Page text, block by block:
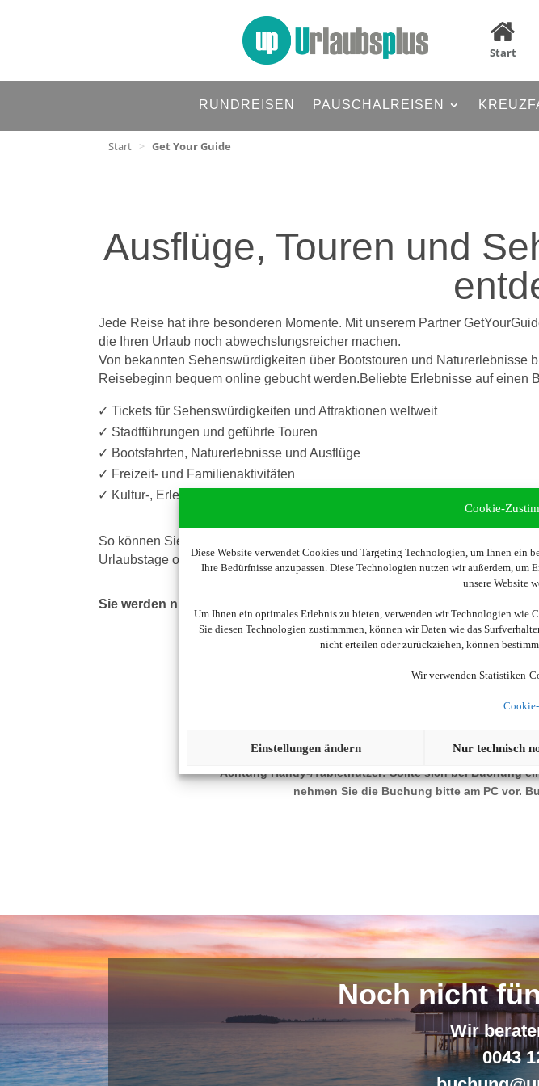
Cookie-
Diese Website verwendet Cookies und Targeting Technologien, um Ihnen ein
Ihre Bedürfnisse anzupassen. Diese Technologien nutzen wir außerdem, um
unsere Website
Um Ihnen ein optimales Erlebnis zu bieten, verwenden wir Technologien wie
Sie diesen Technologien zustimmmen, können wir Daten wie das
nicht erteilen oder zurückziehen, können
Wir verwenden Statistiken-
Nur technisch
Einstellungen ändern
Start
RUNDREISEN PAUSCHALREISEN
Start > Get Your Guide
Ausflüge, Touren und
Jede Reise hat ihre besonderen Momente. Mit unserem Partner
die Ihren Urlaub noch abwechslungsreicher machen.
Von bekannten Sehenswürdigkeiten über Bootstouren und
Reisebeginn bequem online gebucht werden.Beliebte Erlebnisse auf einen
Tickets für Sehenswürdigkeiten und Attraktionen weltweit
Stadtführungen und geführte Touren
Bootsfahrten, Naturerlebnisse und Ausflüge
Freizeit- und Familienaktivitäten
Kultur-, Erlebnis- und Abenteuerangebote
So können Sie Ihre Reise individuell gestalten und viele Highlights bereits
Urlaubstage optimal planen.
Sie werden nun auf die Seite unseres Partners GetYourGuide
Bitte
ist es erforderlich, dass Sie jetzt in
Achtung Handy-/Tabletnutzer: Sollte sich bei Buchung
nehmen Sie die Buchung bitte am PC vor.
Noch nicht
Wir
0043